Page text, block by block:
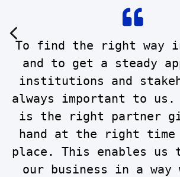
To find the right way
and to get a steady
institutions and
always important to us.
is the right partner
hand at the right time
place. This enables us
our business in a way